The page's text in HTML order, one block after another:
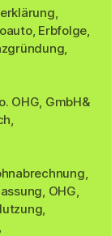
,
, Erbfolge,
,
OHG, GmbH&
,
,
, OHG,
,
,